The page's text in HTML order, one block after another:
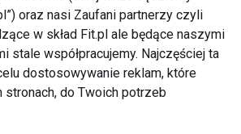
nie
Rowbike - rower dla
oraz nasi Zaufani partnerzy czyli
w skład Fit.pl ale będące naszymi
stale współpracujemy. Najczęściej ta
dostosowywanie reklam, które
do Twoich potrzeb